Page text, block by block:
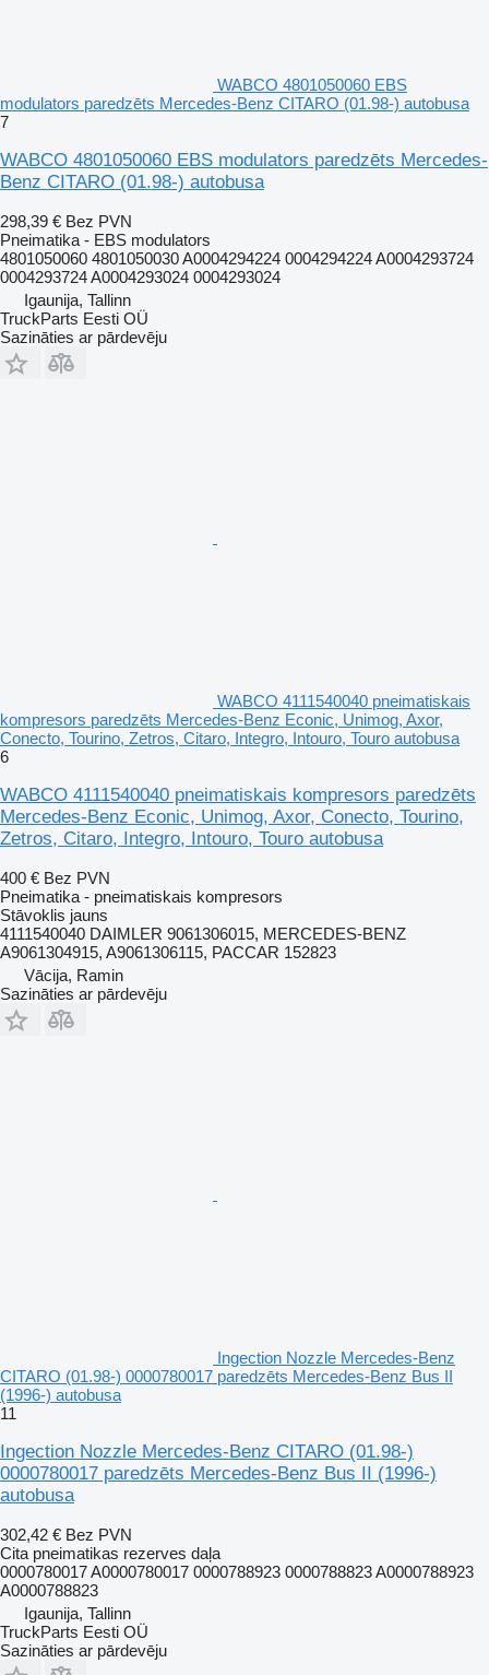
WABCO 4801050060 EBS
modulators paredzēts Mercedes-Benz CITARO (01.98-) autobusa
7
WABCO 4801050060 EBS modulators paredzēts Mercedes-
Benz CITARO (01.98-) autobusa
298,39 € Bez PVN
Pneimatika - EBS modulators
4801050060 4801050030 A0004294224 0004294224 A0004293724
0004293724 A0004293024 0004293024
Igaunija, Tallinn
TruckParts Eesti OÜ
Sazināties ar pārdevēju
WABCO 4111540040 pneimatiskais
kompresors paredzēts Mercedes-Benz Econic, Unimog, Axor,
Conecto, Tourino, Zetros, Citaro, Integro, Intouro, Touro autobusa
6
WABCO 4111540040 pneimatiskais kompresors paredzēts
Mercedes-Benz Econic, Unimog, Axor, Conecto, Tourino,
Zetros, Citaro, Integro, Intouro, Touro autobusa
400 € Bez PVN
Pneimatika - pneimatiskais kompresors
Stāvoklis jauns
4111540040 DAIMLER 9061306015, MERCEDES-BENZ
A9061304915, A9061306115, PACCAR 152823
Vācija, Ramin
Sazināties ar pārdevēju
Ingection Nozzle Mercedes-Benz
CITARO (01.98-) 0000780017 paredzēts Mercedes-Benz Bus II
(1996-) autobusa
11
Ingection Nozzle Mercedes-Benz CITARO (01.98-)
0000780017 paredzēts Mercedes-Benz Bus II (1996-)
autobusa
302,42 € Bez PVN
Cita pneimatikas rezerves daļa
0000780017 A0000780017 0000788923 0000788823 A0000788923
A0000788823
Igaunija, Tallinn
TruckParts Eesti OÜ
Sazināties ar pārdevēju